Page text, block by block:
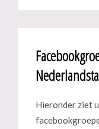
Hieronder ziet